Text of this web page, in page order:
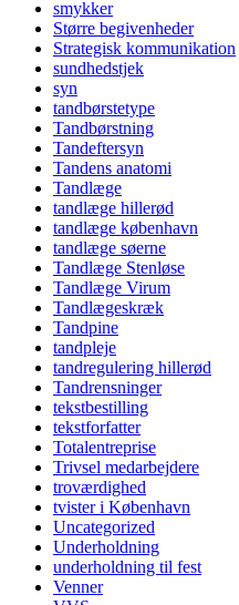
smykker
Større begivenheder
Strategisk kommunikation
sundhedstjek
syn
tandbørstetype
Tandbørstning
Tandeftersyn
Tandens anatomi
Tandlæge
tandlæge hillerød
tandlæge københavn
tandlæge søerne
Tandlæge Stenløse
Tandlæge Virum
Tandlægeskræk
Tandpine
tandpleje
tandregulering hillerød
Tandrensninger
tekstbestilling
tekstforfatter
Totalentreprise
Trivsel medarbejdere
troværdighed
tvister i København
Uncategorized
Underholdning
underholdning til fest
Venner